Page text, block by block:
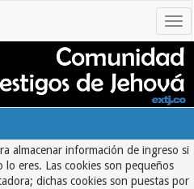
almacenar información de ingreso si
eres. Las cookies son pequeños
dichas cookies son puestas por